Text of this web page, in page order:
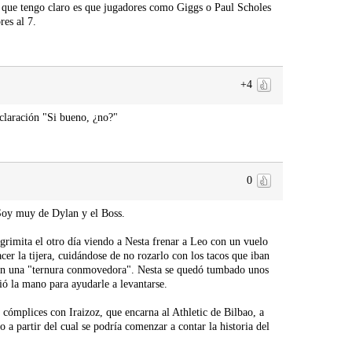
tengo claro es que jugadores como Giggs o Paul Scholes
al 7.
+4
"Si bueno, ¿no?"
0
muy de Dylan y el Boss.
el otro día viendo a Nesta frenar a Leo con un vuelo
la tijera, cuidándose de no rozarlo con los tacos que iban
"ternura conmovedora". Nesta se quedó tumbado unos
la mano para ayudarle a levantarse.
con Iraizoz, que encarna al Athletic de Bilbao, a
a partir del cual se podría comenzar a contar la historia del